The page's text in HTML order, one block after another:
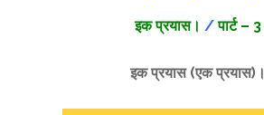
इक प्रयास। /पार्ट – 3
इक प्रयास (एक प्रयास)।